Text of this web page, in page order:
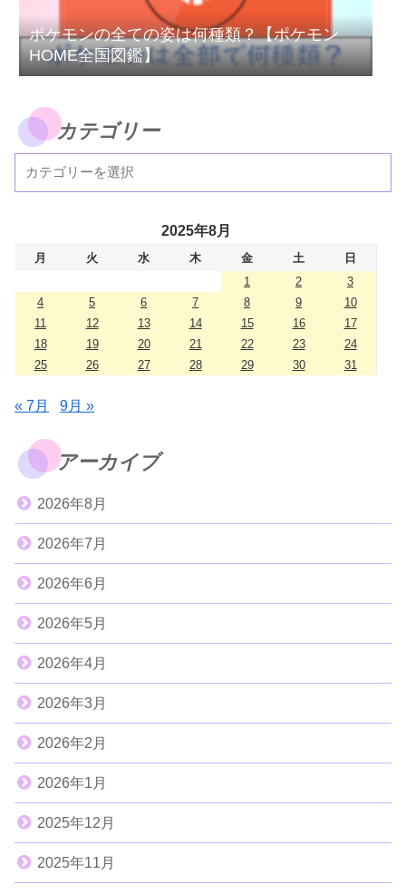
ポケモンの全ての姿は何種類？【ポケモン
HOME全国図鑑】
カテゴリー
2025年8月
月 火 水 木 金 土
日
1
2
3
4
5 6 7 8 9
10
11
12 13 14 15 16
17
18
19 20 21 22 23
24
25
26 27 28 29 30 31
« 7月 9月 »
アーカイブ
2026年8月
2026年7月
2026年6月
2026年5月
2026年4月
2026年3月
2026年2月
2026年1月
2025年12月
2025年11月